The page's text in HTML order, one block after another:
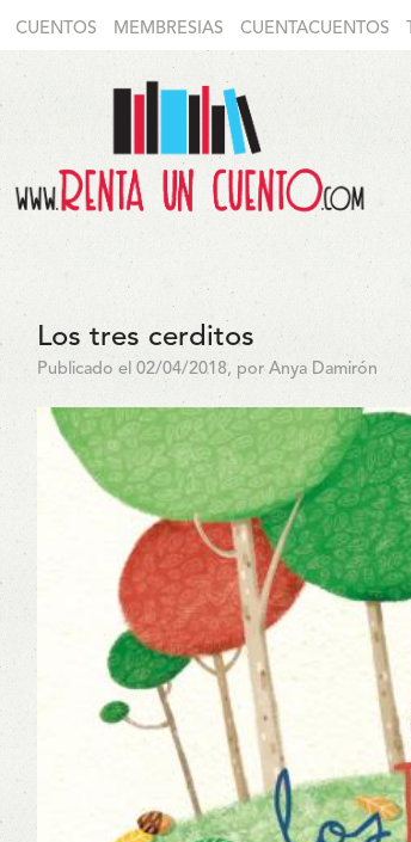
CUENTOS MEMBRESIAS CUENTACUENTOS
Los tres cerditos
Publicado el 02/04/2018, por Anya Damirón